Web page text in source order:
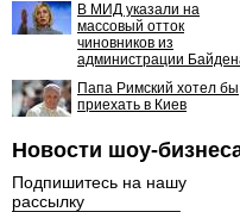
В МИД указали на
массовый отток
чиновников из
администрации
Папа Римский хотел бы
приехать в Киев
Новости шоу-
Подпишитесь на нашу
рассылку